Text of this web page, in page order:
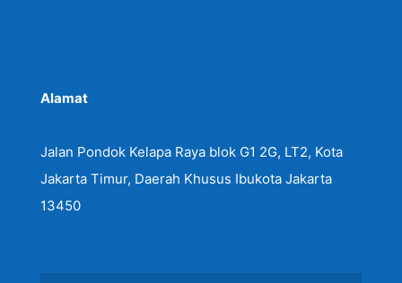
Alamat
Jalan Pondok Kelapa Raya blok G1 2G, LT2, Kota
Jakarta Timur, Daerah Khusus Ibukota Jakarta
13450